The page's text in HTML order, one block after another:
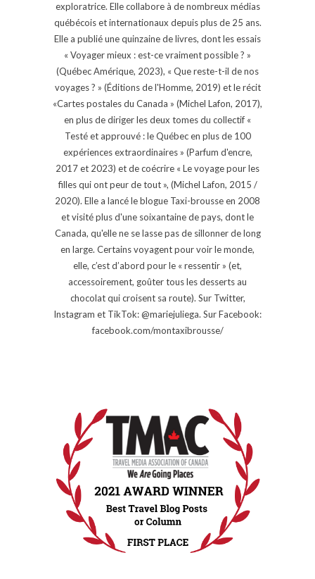
exploratrice. Elle collabore à de nombreux médias
québécois et internationaux depuis plus de 25 ans.
Elle a publié une quinzaine de livres, dont les essais
« Voyager mieux : est-ce vraiment possible ? »
(Québec Amérique, 2023), « Que reste-t-il de nos
voyages ? » (Éditions de l'Homme, 2019) et le récit
«Cartes postales du Canada » (Michel Lafon, 2017),
en plus de diriger les deux tomes du collectif «
Testé et approuvé : le Québec en plus de 100
expériences extraordinaires » (Parfum d'encre,
2017 et 2023) et de coécrire « Le voyage pour les
filles qui ont peur de tout », (Michel Lafon, 2015 /
2020). Elle a lancé le blogue Taxi-brousse en 2008
et visité plus d'une soixantaine de pays, dont le
Canada, qu'elle ne se lasse pas de sillonner de long
en large. Certains voyagent pour voir le monde,
elle, c’est d’abord pour le « ressentir » (et,
accessoirement, goûter tous les desserts au
chocolat qui croisent sa route). Sur Twitter,
Instagram et TikTok: @mariejuliega. Sur Facebook:
facebook.com/montaxibrousse/